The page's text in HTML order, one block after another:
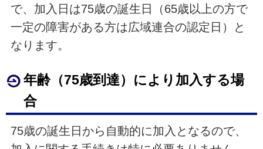
で、加入日は75歳の誕生日（65歳以上の方で
一定の障害がある方は広域連合の認定日）と
なります。
年齢（75歳到達）により加入する場
合
75歳の誕生日から自動的に加入となるので、